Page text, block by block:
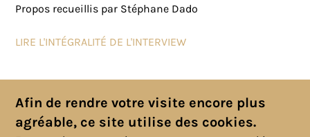
Propos recueillis par Stéphane Dado
LIRE L'INTÉGRALITÉ DE L'INTERVIEW
Afin de rendre votre visite encore plus
agréable, ce site utilise des cookies.